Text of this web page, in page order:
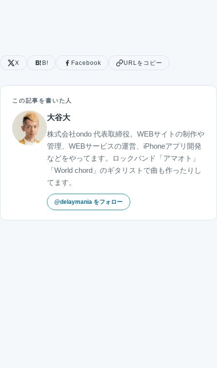
X B! Facebook URLをコピー
この記事を書いた人
大谷大
株式会社ondo 代表取締役。WEBサイトの制作や
管理、WEBサービスの運営、iPhoneアプリ開発
などをやってます。ロックバンド「アマオト」
「World chord」のギタリストで曲も作ったりし
てます。
@delaymania をフォロー